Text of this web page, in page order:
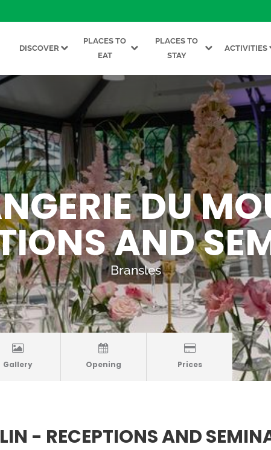
DISCOVER
PLACES TO
EAT
PLACES TO
STAY
ACTIVITIES
DU
AND
Bransles
Gallery Opening Prices
- RECEPTIONS AND